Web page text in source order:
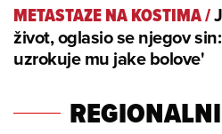
METASTAZE NA KOSTIMA/
život, oglasio se njegov
uzrokuje mu jake bolove'